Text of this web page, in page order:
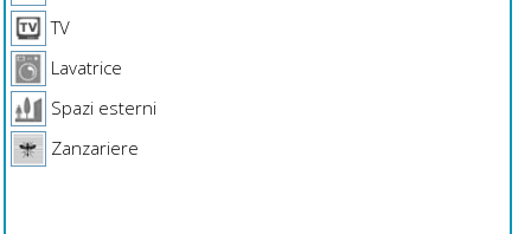
TV
Lavatrice
Spazi esterni
Zanzariere